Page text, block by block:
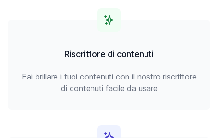
Riscrittore di contenuti
Fai brillare i tuoi contenuti con il nostro riscrittore
di contenuti facile da usare